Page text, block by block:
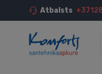
Atbalsts